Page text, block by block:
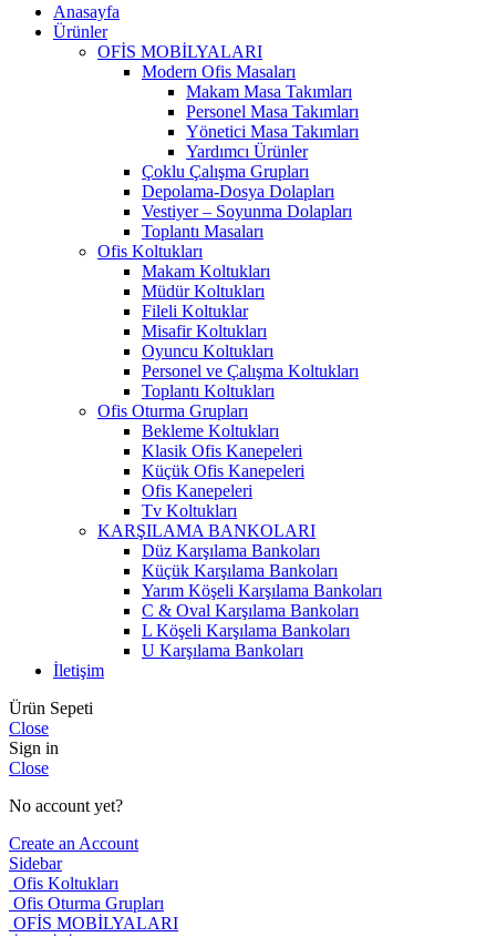
Anasayfa
Ürünler
OFİS MOBİLYALARI
Modern Ofis Masaları
Makam Masa Takımları
Personel Masa Takımları
Yönetici Masa Takımları
Yardımcı Ürünler
Çoklu Çalışma Grupları
Depolama-Dosya Dolapları
Vestiyer – Soyunma Dolapları
Toplantı Masaları
Ofis Koltukları
Makam Koltukları
Müdür Koltukları
Fileli Koltuklar
Misafir Koltukları
Oyuncu Koltukları
Personel ve Çalışma Koltukları
Toplantı Koltukları
Ofis Oturma Grupları
Bekleme Koltukları
Klasik Ofis Kanepeleri
Küçük Ofis Kanepeleri
Ofis Kanepeleri
Tv Koltukları
KARŞILAMA BANKOLARI
Düz Karşılama Bankoları
Küçük Karşılama Bankoları
Yarım Köşeli Karşılama Bankoları
C & Oval Karşılama Bankoları
L Köşeli Karşılama Bankoları
U Karşılama Bankoları
İletişim
Ürün Sepeti
Close
Sign in
Close
No account yet?
Create an Account
Sidebar
Ofis Koltukları
Ofis Oturma Grupları
OFİS MOBİLYALARI